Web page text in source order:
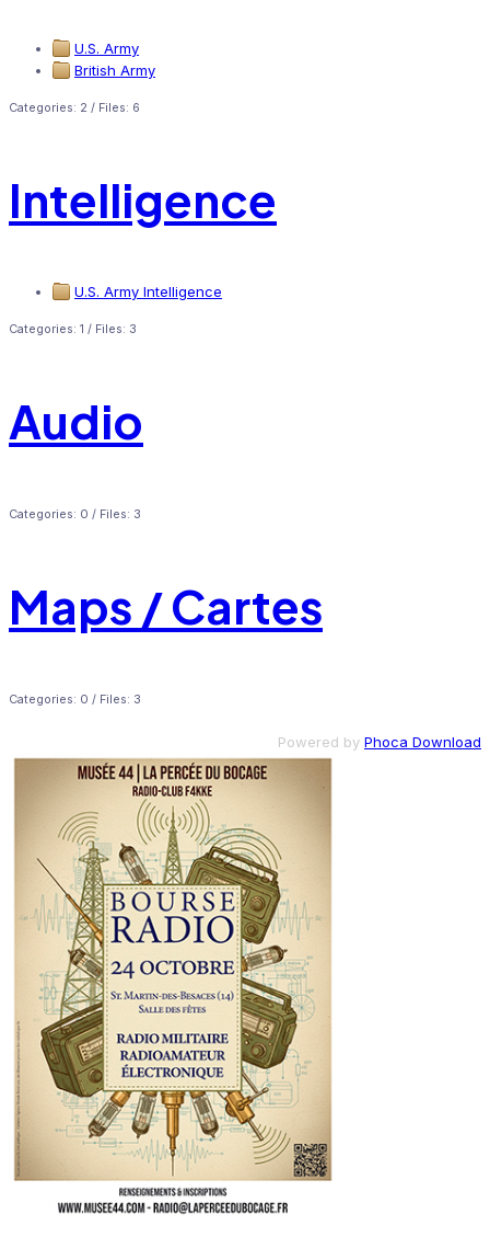
U.S. Army
British Army
Categories: 2 / Files: 6
Intelligence
U.S. Army Intelligence
Categories: 1 / Files: 3
Audio
Categories: 0 / Files: 3
Maps / Cartes
Categories: 0 / Files: 3
Powered by Phoca Download